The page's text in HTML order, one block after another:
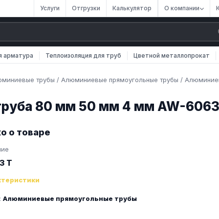
Услуги Отгрузки Калькулятор О компании
арматура Теплоизоляция для труб Цветной металлопрокат
трубы / Алюминиевые прямоугольные трубы /
80 мм 50 мм 4 мм AW-6063
о товаре
T
Алюминиевые прямоугольные трубы